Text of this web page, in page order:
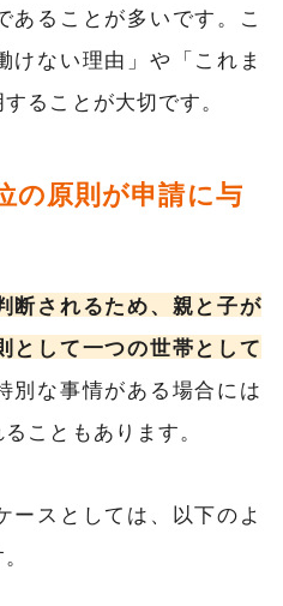
あることが多いです。こ
けない理由」や「これま
ることが大切です。
の原則が申請に与
断されるため、親と子が
として一つの世帯として
別な事情がある場合には
こともあります。
ースとしては、以下のよ